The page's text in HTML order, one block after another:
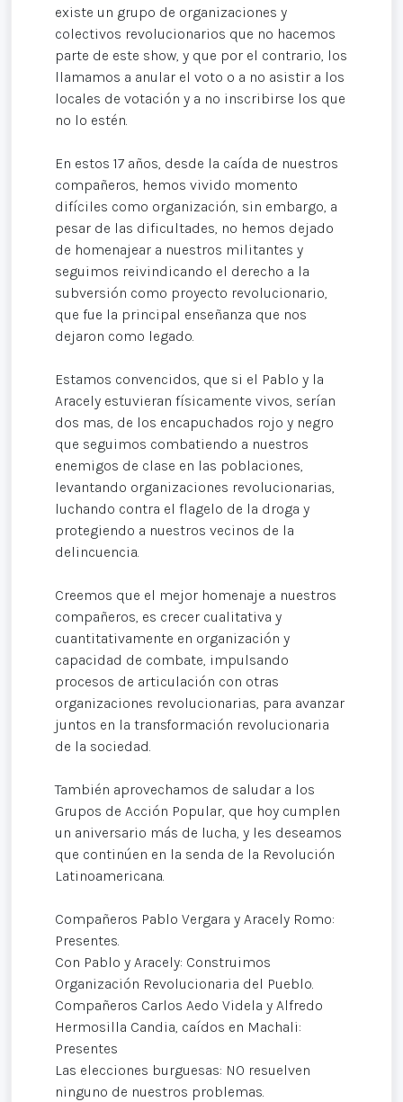
existe un grupo de organizaciones y
colectivos revolucionarios que no hacemos
parte de este show, y que por el contrario, los
llamamos a anular el voto o a no asistir a los
locales de votación y a no inscribirse los que
no lo estén.
En estos 17 años, desde la caída de nuestros
compañeros, hemos vivido momento
difíciles como organización, sin embargo, a
pesar de las dificultades, no hemos dejado
de homenajear a nuestros militantes y
seguimos reivindicando el derecho a la
subversión como proyecto revolucionario,
que fue la principal enseñanza que nos
dejaron como legado.
Estamos convencidos, que si el Pablo y la
Aracely estuvieran físicamente vivos, serían
dos mas, de los encapuchados rojo y negro
que seguimos combatiendo a nuestros
enemigos de clase en las poblaciones,
levantando organizaciones revolucionarias,
luchando contra el flagelo de la droga y
protegiendo a nuestros vecinos de la
delincuencia.
Creemos que el mejor homenaje a nuestros
compañeros, es crecer cualitativa y
cuantitativamente en organización y
capacidad de combate, impulsando
procesos de articulación con otras
organizaciones revolucionarias, para avanzar
juntos en la transformación revolucionaria
de la sociedad.
También aprovechamos de saludar a los
Grupos de Acción Popular, que hoy cumplen
un aniversario más de lucha, y les deseamos
que continúen en la senda de la Revolución
Latinoamericana.
Compañeros Pablo Vergara y Aracely Romo:
Presentes.
Con Pablo y Aracely: Construimos
Organización Revolucionaria del Pueblo.
Compañeros Carlos Aedo Videla y Alfredo
Hermosilla Candia, caídos en Machali:
Presentes
Las elecciones burguesas: NO resuelven
ninguno de nuestros problemas.